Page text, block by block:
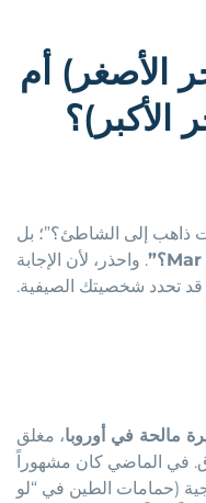
الأصغر) أم
الأكبر)؟
ذاهب إلى الشاطئ؟”؛ بل
. واحذر، لأن الإجابة
قد تحدد شخصيتك الصيفية.
مالحة في أوروبا، مغلق
في الماضي كان مشهوراً
(حمامات الطين في “لو